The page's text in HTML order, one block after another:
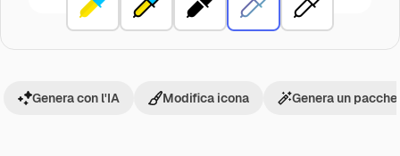
Genera con l'IA Modifica icona Genera un